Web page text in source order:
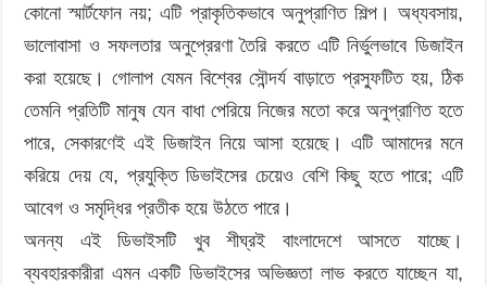
কোনো স্মার্টফোন নয়; এটি প্রাকৃতিকভাবে অনুপ্রাণিত শিল্প। অধ্যবসায়,
ভালোবাসা ও সফলতার অনুপ্রেরণা তৈরি করতে এটি নির্ভুলভাবে ডিজাইন
করা হয়েছে। গোলাপ যেমন বিশ্বের সৌন্দর্য বাড়াতে প্রস্ফুটিত হয়, ঠিক
তেমনি প্রতিটি মানুষ যেন বাধা পেরিয়ে নিজের মতো করে অনুপ্রাণিত হতে
পারে, সেকারণেই এই ডিজাইন নিয়ে আসা হয়েছে। এটি আমাদের মনে
করিয়ে দেয় যে, প্রযুক্তি ডিভাইসের চেয়েও বেশি কিছু হতে পারে; এটি
আবেগ ও সমৃদ্ধির প্রতীক হয়ে উঠতে পারে।
অনন্য এই ডিভাইসটি খুব শীঘ্রই বাংলাদেশে আসতে যাচ্ছে।
ব্যবহারকারীরা এমন একটি ডিভাইসের অভিজ্ঞতা লাভ করতে যাচ্ছেন যা,